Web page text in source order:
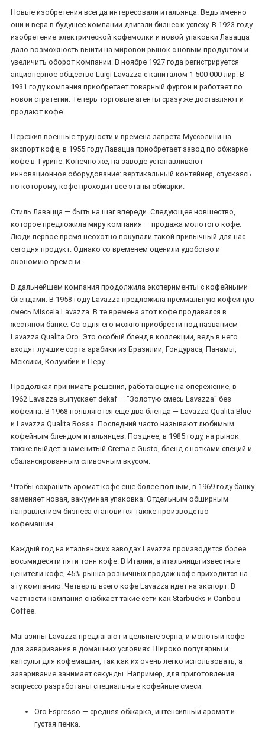
Новые изобретения всегда интересовали итальянца. Ведь именно
они и вера в будущее компании двигали бизнес к успеху. В 1923 году
изобретение электрической кофемолки и новой упаковки Лавацца
дало возможность выйти на мировой рынок с новым продуктом и
увеличить оборот компании. В ноябре 1927 года регистрируется
акционерное общество Luigi Lavazza с капиталом 1 500 000 лир. В
1931 году компания приобретает товарный фургон и работает по
новой стратегии. Теперь торговые агенты сразу же доставляют и
продают кофе.
Пережив военные трудности и времена запрета Муссолини на
экспорт кофе, в 1955 году Лавацца приобретает завод по обжарке
кофе в Турине. Конечно же, на заводе устанавливают
инновационное оборудование: вертикальный контейнер, спускаясь
по которому, кофе проходит все этапы обжарки.
Стиль Лавацца — быть на шаг впереди. Следующее новшество,
которое предложила миру компания — продажа молотого кофе.
Люди первое время неохотно покупали такой привычный для нас
сегодня продукт. Однако со временем оценили удобство и
экономию времени.
В дальнейшем компания продолжила эксперименты с кофейными
блендами. В 1958 году Lavazza предложила премиальную кофейную
смесь Miscela Lavazza. В те времена этот кофе продавался в
жестяной банке. Сегодня его можно приобрести под названием
Lavazza Qualita Oro. Это особый бленд в коллекции, ведь в него
входят лучшие сорта арабики из Бразилии, Гондураса, Панамы,
Мексики, Колумбии и Перу.
Продолжая принимать решения, работающие на опережение, в
1962 Lavazza выпускает dekaf — "Золотую смесь Lavazza" без
кофеина. В 1968 появляются еще два бленда — Lavazza Qualita Blue
и Lavazza Qualita Rossa. Последний часто называют любимым
кофейным блендом итальянцев. Позднее, в 1985 году, на рынок
также выйдет знаменитый Crema e Gusto, бленд с нотками специй и
сбалансированным сливочным вкусом.
Чтобы сохранить аромат кофе еще более полным, в 1969 году банку
заменяет новая, вакуумная упаковка. Отдельным обширным
направлением бизнеса становится также производство
кофемашин.
Каждый год на итальянских заводах Lavazza производится более
восьмидесяти пяти тонн кофе. В Италии, а итальянцы известные
ценители кофе, 45% рынка розничных продаж кофе приходится на
эту компанию. Четверть всего кофе Lavazza идет на экспорт. В
частности компания снабжает такие сети как Starbucks и Caribou
Coffee.
Магазины Lavazza предлагают и цельные зерна, и молотый кофе
для заваривания в домашних условиях. Широко популярны и
капсулы для кофемашин, так как их очень легко использовать, а
заваривание занимает секунды. Например, для приготовления
эспрессо разработаны специальные кофейные смеси:
Oro Espresso — средняя обжарка, интенсивный аромат и
густая пенка.